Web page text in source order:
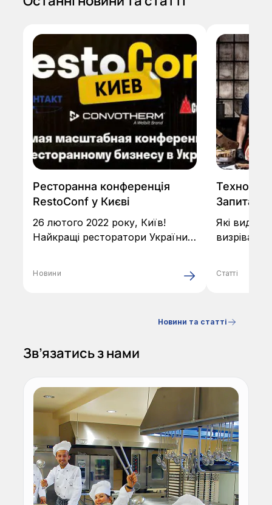
Ресторанна конференція
RestoConf у Києві
26 лютого 2022 року, Київ!
Найкращі ресторатори України
Новини
Які види
Статті
Новини та статті
Зв’язатись з нами